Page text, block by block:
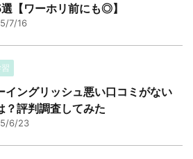
【ワーホリ前にも◎】
7/16
イングリッシュ悪い口コミがない
？評判調査してみた
6/23